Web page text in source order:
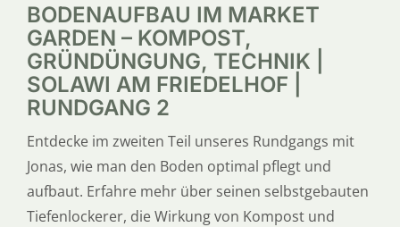
BODENAUFBAU IM MARKET
GARDEN – KOMPOST,
GRÜNDÜNGUNG, TECHNIK |
SOLAWI AM FRIEDELHOF |
RUNDGANG 2
Entdecke im zweiten Teil unseres Rundgangs mit
Jonas, wie man den Boden optimal pflegt und
aufbaut. Erfahre mehr über seinen selbstgebauten
Tiefenlockerer, die Wirkung von Kompost und